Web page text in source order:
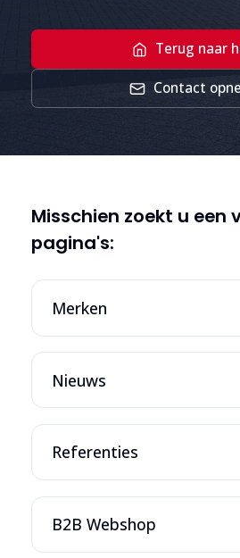
Terug naar
Contact
Misschien zoekt u een
pagina's:
Merken
Nieuws
Referenties
B2B Webshop